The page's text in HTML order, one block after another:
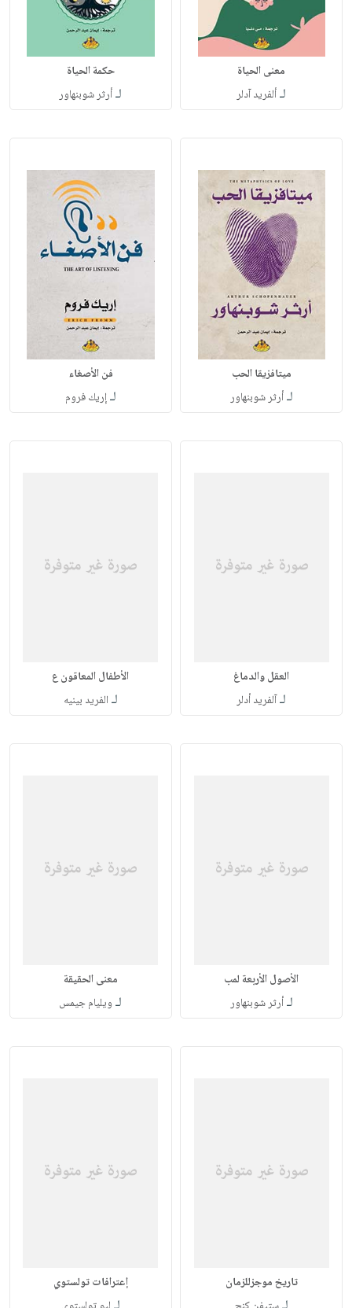
معنى الحياة
لـألفريد آدلر
حكمة الحياة
لـأرثر شوبنهاور
ميتافزيقا الحب
لـأرثر شوبنهاور
فن الأصغاء
لـإريك فروم
العقل والدماغ
لـآلفريد أدلر
الأطفال المعاقون ع
لـ الفريد بينيه
الأصول الأربعة لمب
لـأرثر شوبنهاور
معنى الحقيقة
لـ ويليام جيمس
تاريخ موجزللزمان إعترافات تولستوي